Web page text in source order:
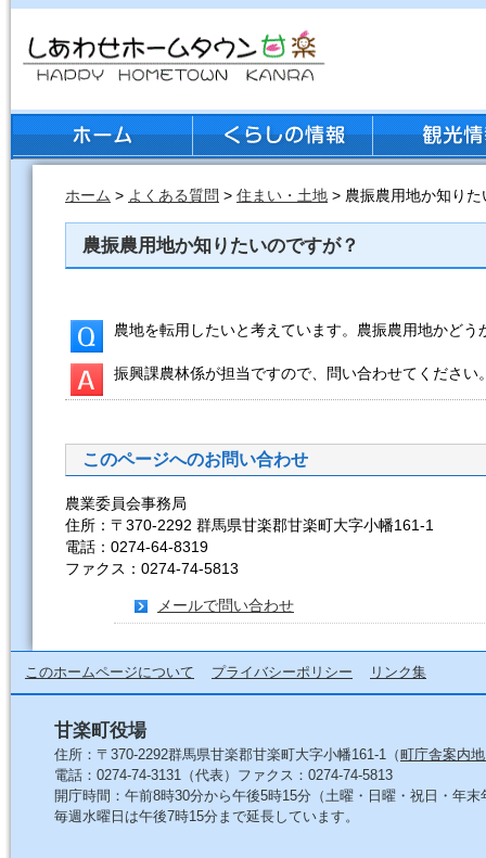
ホーム > よくある質問 > 住まい・土地 > 農振農用地か知り
農振農用地か知りたいのですが？
農地を転用したいと考えています。農振農用地かどう
振興課農林係が担当ですので、問い合わせてください
このページへのお問い合わせ
農業委員会事務局
住所：〒370-2292 群馬県甘楽郡甘楽町大字小幡161-1
電話：0274-64-8319
ファクス：0274-74-5813
メールで問い合わせ
このホームページについて プライバシーポリシー リンク集
甘楽町役場
住所：〒370-2292群馬県甘楽郡甘楽町大字小幡161-1（町庁舎案内
電話：0274-74-3131（代表）ファクス：0274-74-5813
開庁時間：午前8時30分から午後5時15分（土曜・日曜・祝日・年末
毎週水曜日は午後7時15分まで延長しています。